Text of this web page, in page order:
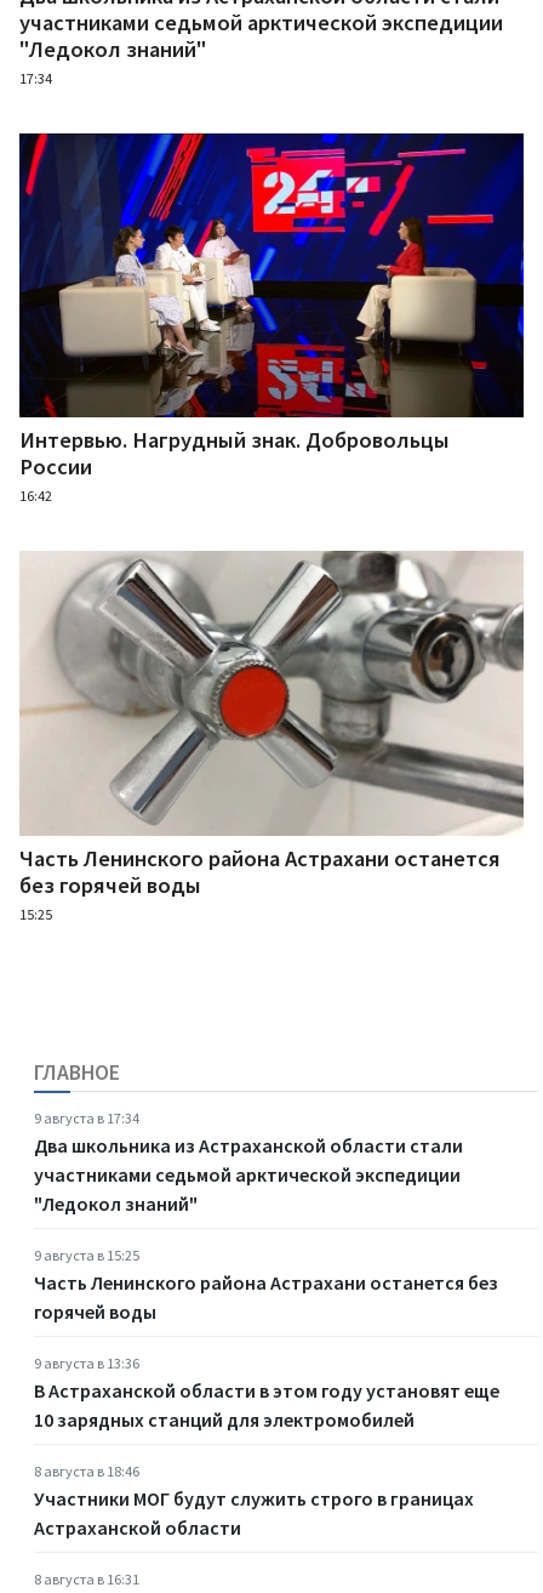
участниками седьмой арктической экспедиции
"Ледокол знаний"
17:34
Интервью. Нагрудный знак. Добровольцы
России
16:42
Часть Ленинского района Астрахани останется
без горячей воды
15:25
ГЛАВНОЕ
9 августа в 17:34
Два школьника из Астраханской области стали
участниками седьмой арктической экспедиции
"Ледокол знаний"
9 августа в 15:25
Часть Ленинского района Астрахани останется без
горячей воды
9 августа в 13:36
В Астраханской области в этом году установят еще
10 зарядных станций для электромобилей
8 августа в 18:46
Участники МОГ будут служить строго в границах
Астраханской области
8 августа в 16:31